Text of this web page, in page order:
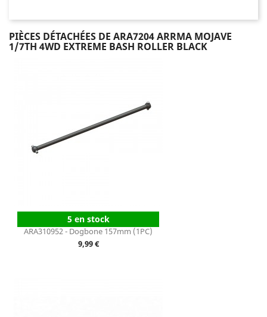
PIÈCES DÉTACHÉES DE ARA7204 ARRMA MOJAVE
1/7TH 4WD EXTREME BASH ROLLER BLACK
5 en stock
ARA310952 - Dogbone 157mm (1PC)
Prix
9,99 €